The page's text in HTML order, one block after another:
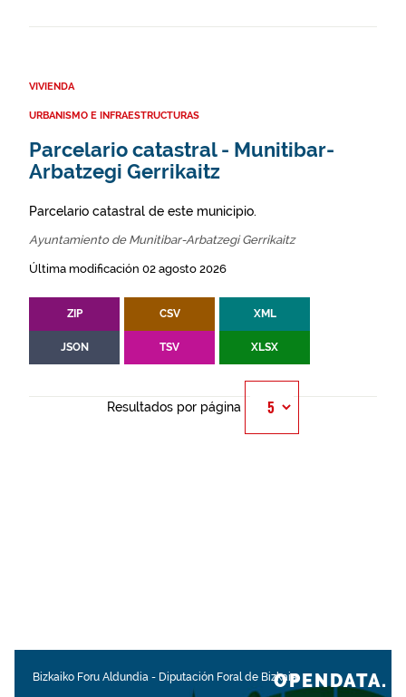
VIVIENDA
URBANISMO E INFRAESTRUCTURAS
Parcelario catastral - Munitibar-
Arbatzegi Gerrikaitz
Parcelario catastral de este municipio.
Ayuntamiento de Munitibar-Arbatzegi Gerrikaitz
Última modificación 02 agosto 2026
ZIP CSV XML
JSON TSV XLSX
Resultados por página
Bizkaiko Foru Aldundia - Diputación Foral de BizkaiaOPENDATA.